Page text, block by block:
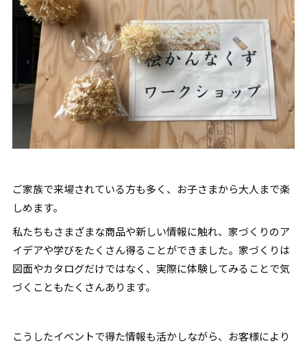
ご家族で来場されている方も多く、お子さまから大人まで楽
しめます。
私たちもさまざまな商品や新しい情報に触れ、家づくりのア
イデアや学びをたくさん得ることができました。家づくりは
図面やカタログだけではなく、実際に体験してみることで気
づくこともたくさんあります。
こうしたイベントで得た情報も活かしながら、お客様により